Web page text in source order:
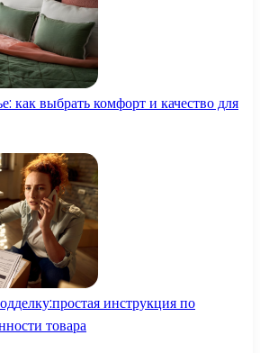
как выбрать комфорт и качество для
инструкция по
товара